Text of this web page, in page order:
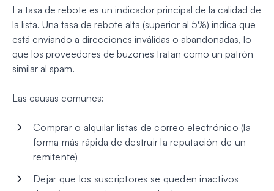
La tasa de rebote es un indicador principal de la calidad de
la lista. Una tasa de rebote alta (superior al 5%) indica que
está enviando a direcciones inválidas o abandonadas, lo
que los proveedores de buzones tratan como un patrón
similar al spam.
Las causas comunes:
Comprar o alquilar listas de correo electrónico (la
forma más rápida de destruir la reputación de un
remitente)
Dejar que los suscriptores se queden inactivos